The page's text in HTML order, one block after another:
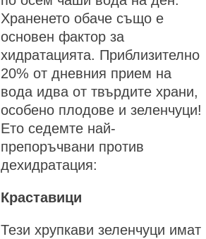
Храненето обаче също е
основен фактор за
хидратацията. Приблизително
20% от дневния прием на
вода идва от твърдите храни,
особено плодове и зеленчуци!
Ето седемте най-
препоръчвани против
дехидратация:
Краставици
Тези хрупкави зеленчуци имат